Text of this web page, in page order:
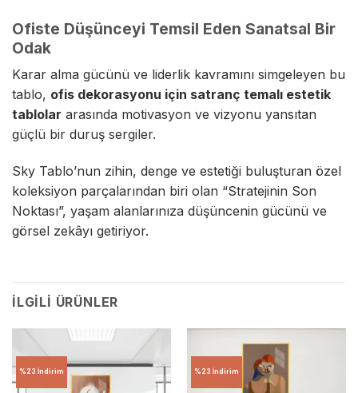
Ofiste Düşünceyi Temsil Eden Sanatsal Bir
Odak
Karar alma gücünü ve liderlik kavramını simgeleyen bu
tablo, ofis dekorasyonu için satranç temalı estetik
tablolar arasında motivasyon ve vizyonu yansıtan
güçlü bir duruş sergiler.
Sky Tablo’nun zihin, denge ve estetiği buluşturan özel
koleksiyon parçalarından biri olan “Stratejinin Son
Noktası”, yaşam alanlarınıza düşüncenin gücünü ve
görsel zekâyı getiriyor.
İLGILI ÜRÜNLER
%23 İndirim %23 İndirim